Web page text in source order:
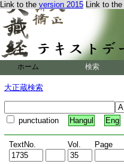
Link to the version 2015 Link to the
ホーム 検索
大正蔵検索
punctuation Hangul Eng
TextNo. Vol. Page